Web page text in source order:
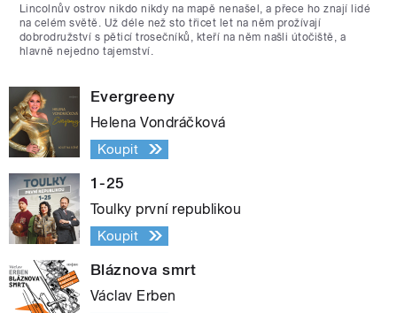
Lincolnův ostrov nikdo nikdy na mapě nenašel, a přece ho znají lidé
na celém světě. Už déle než sto třicet let na něm prožívají
dobrodružství s pěticí trosečníků, kteří na něm našli útočiště, a
hlavně nejedno tajemství.
Evergreeny
Helena Vondráčková
Koupit
1-25
Toulky první republikou
Koupit
Bláznova smrt
Václav Erben